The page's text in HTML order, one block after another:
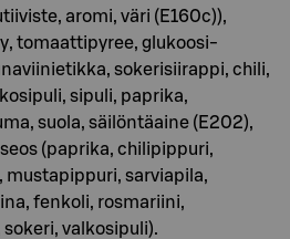
aromi, väri (E160c)),
tomaattipyree, glukoosi-
sokerisiirappi, chili,
sipuli, paprika,
suola, säilöntäaine (E202),
(paprika, chilipippuri,
mustapippuri, sarviapila,
fenkoli, rosmariini,
valkosipuli).